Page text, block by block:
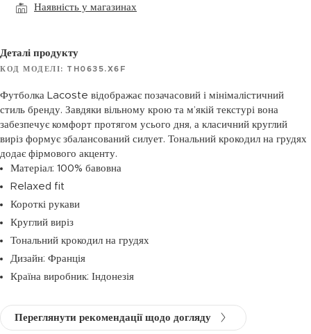
Наявність у магазинах
Деталі продукту
КОД МОДЕЛІ: TH0635.X6F
Футболка Lacoste відображає позачасовий і мінімалістичний
стиль бренду. Завдяки вільному крою та м’якій текстурі вона
забезпечує комфорт протягом усього дня, а класичний круглий
виріз формує збалансований силует. Тональний крокодил на грудях
додає фірмового акценту.
Матеріал: 100% бавовна
Relaxed fit
Короткі рукави
Круглий виріз
Тональний крокодил на грудях
Дизайн: Франція
Країна виробник: Індонезія
Переглянути рекомендації щодо догляду